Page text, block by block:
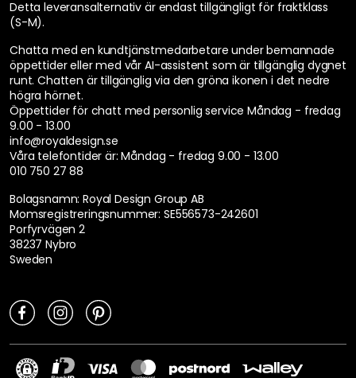
Detta leveransalternativ är endast tillgängligt för fraktklass
(S-M).
Chatta med en kundtjänstmedarbetare under bemannade
öppettider eller med vår AI-assistent som är tillgänglig dygnet
runt. Chatten är tillgänglig via den gröna ikonen i det nedre
högra hörnet.
Öppettider för chatt med personlig service Måndag - fredag
9.00 - 13.00
info@royaldesign.se
Våra telefontider är: Måndag - fredag 9.00 - 13.00
010 750 27 88
Bolagsnamn: Royal Design Group AB
Momsregistreringsnummer: SE556573-242601
Porfyrvägen 2
38237 Nybro
Sweden